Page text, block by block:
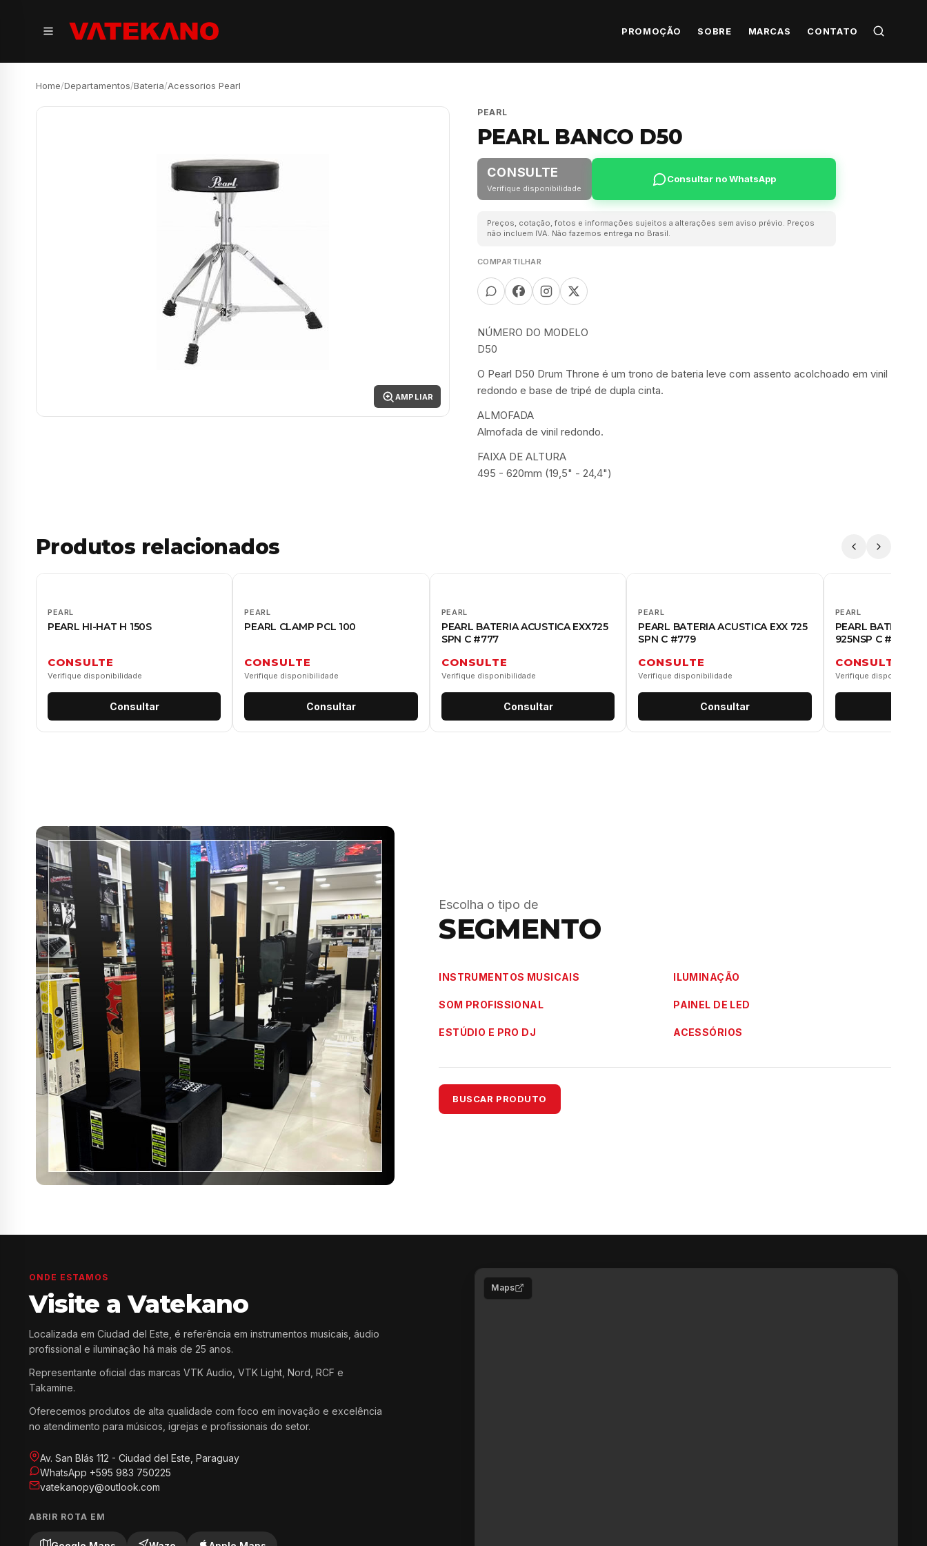
PROMOÇÃO SOBRE MARCAS CONTATO
Home/Departamentos/Bateria/Acessorios Pearl
AMPLIAR
PEARL
PEARL BANCO D50
CONSULTE
Verifique disponibilidade
Consultar no WhatsApp
Preços, cotação, fotos e informações sujeitos a alterações sem aviso prévio. Preços
não incluem IVA. Não fazemos entrega no Brasil.
COMPARTILHAR
NÚMERO DO MODELO
D50
O Pearl D50 Drum Throne é um trono de bateria leve com assento acolchoado em vinil
redondo e base de tripé de dupla cinta.
ALMOFADA
Almofada de vinil redondo.
FAIXA DE ALTURA
495 - 620mm (19,5" - 24,4")
Produtos relacionados
PEARL
PEARL HI-HAT H 150S
CONSULTE
Verifique disponibilidade
Consultar
PEARL
PEARL CLAMP PCL 100
CONSULTE
Verifique disponibilidade
Consultar
PEARL
PEARL BATERIA ACUSTICA EXX725
SPN C #777
CONSULTE
Verifique disponibilidade
Consultar
PEARL
PEARL BATERIA ACUSTICA EXX 725
SPN C #779
CONSULTE
Verifique disponibilidade
Consultar
PEARL
PEARL BATERIA
925NSP C #875
CONSULTE
Verifique
Escolha o tipo de
SEGMENTO
INSTRUMENTOS MUSICAIS ILUMINAÇÃO
SOM PROFISSIONAL PAINEL DE LED
ESTÚDIO E PRO DJ ACESSÓRIOS
BUSCAR PRODUTO
ONDE ESTAMOS
Visite a Vatekano
Localizada em Ciudad del Este, é referência em instrumentos musicais, áudio
profissional e iluminação há mais de 25 anos.
Representante oficial das marcas VTK Audio, VTK Light, Nord, RCF e
Takamine.
Oferecemos produtos de alta qualidade com foco em inovação e excelência
no atendimento para músicos, igrejas e profissionais do setor.
Av. San Blás 112 - Ciudad del Este, Paraguay
WhatsApp +595 983 750225
vatekanopy@outlook.com
ABRIR ROTA EM
Maps